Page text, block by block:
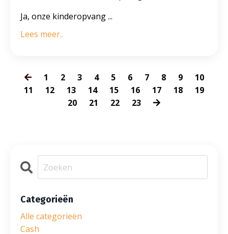
Ja, onze kinderopvang ...
Lees meer..
1 2 3 4 5 6 7 8 9
10
11
12 13 14 15 16 17 18
19
20
21 22 23
Categorieën
Alle categorieën
Cash